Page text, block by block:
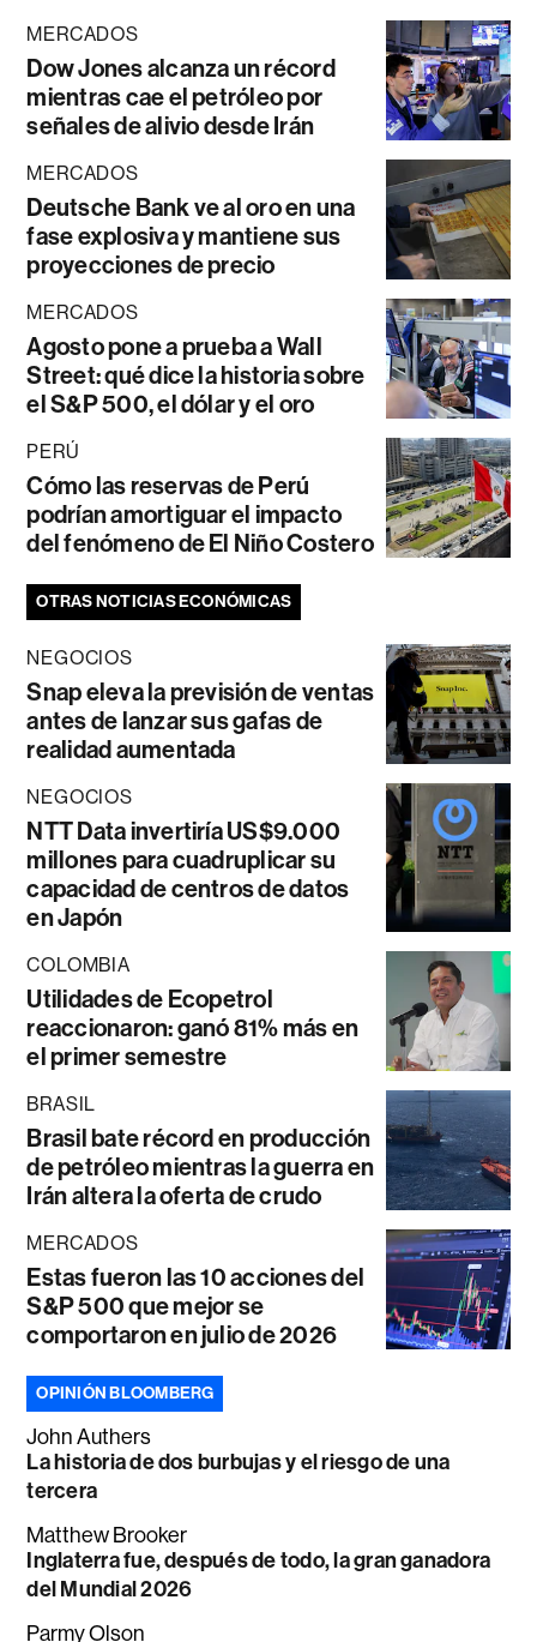
MERCADOS
Dow Jones alcanza un récord
mientras cae el petróleo por
señales de alivio desde Irán
MERCADOS
Deutsche Bank ve al oro en una
fase explosiva y mantiene sus
proyecciones de precio
MERCADOS
Agosto pone a prueba a Wall
Street: qué dice la historia sobre
el S&P 500, el dólar y el oro
PERÚ
Cómo las reservas de Perú
podrían amortiguar el impacto
del fenómeno de El Niño Costero
OTRAS NOTICIAS ECONÓMICAS
NEGOCIOS
Snap eleva la previsión de ventas
antes de lanzar sus gafas de
realidad aumentada
NEGOCIOS
NTT Data invertiría US$9.000
millones para cuadruplicar su
capacidad de centros de datos
en Japón
COLOMBIA
Utilidades de Ecopetrol
reaccionaron: ganó 81% más en
el primer semestre
BRASIL
Brasil bate récord en producción
de petróleo mientras la guerra en
Irán altera la oferta de crudo
MERCADOS
Estas fueron las 10 acciones del
S&P 500 que mejor se
comportaron en julio de 2026
OPINIÓN BLOOMBERG
John Authers
La historia de dos burbujas y el riesgo de una
tercera
Matthew Brooker
Inglaterra fue, después de todo, la gran ganadora
del Mundial 2026
Parmy Olson